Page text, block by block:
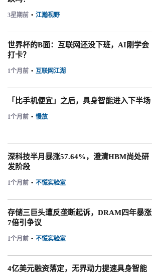
3星期前 • 江瀚视野
世界杯的B面：互联网还没下班，AI刚学会
打卡？
1个月前 • 互联网江湖
「比手机便宜」之后，具身智能进入下半场
1个月前 • 慢放
深科技半月暴涨57.64%，澄清HBM尚处研
发阶段
1个月前 • 不慌实验室
存储三巨头遭反垄断起诉，DRAM四年暴涨
7倍引争议
1个月前 • 不慌实验室
4亿美元融资落定，无界动力提速具身智能